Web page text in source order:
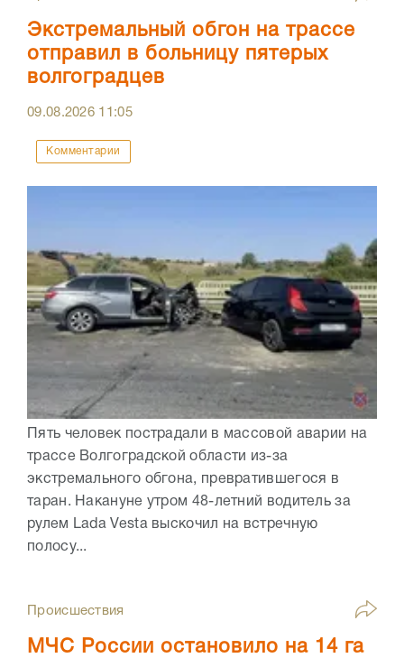
Экстремальный обгон на трассе
отправил в больницу пятерых
волгоградцев
09.08.2026 11:05
Комментарии
Пять человек пострадали в массовой аварии на
трассе Волгоградской области из-за
экстремального обгона, превратившегося в
таран. Накануне утром 48-летний водитель за
рулем Lada Vesta выскочил на встречную
полосу...
Происшествия
МЧС России остановило на 14 га